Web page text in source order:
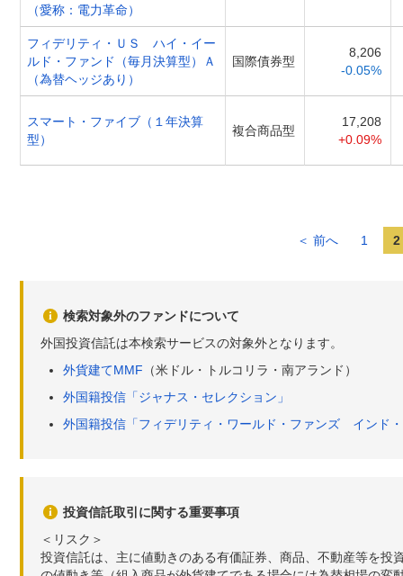
（愛称：電力革命）
フィデリティ・ＵＳ ハイ・イー
ルド・ファンド（毎月決算型）Ａ
（為替ヘッジあり）
国際債券型
8,206
-0.05%
スマート・ファイブ（１年決算
型）
複合商品型
17,208
+0.09%
＜ 前へ 1 2
検索対象外のファンドについて
外国投資信託は本検索サービスの対象外となります。
外貨建てMMF （米ドル・トルコリラ・南アランド）
外国籍投信「ジャナス・セレクション」
外国籍投信「フィデリティ・ワールド・ファンズ インド
投資信託取引に関する重要事項
＜リスク＞
投資信託は、主に値動きのある有価証券、商品、不動産等を